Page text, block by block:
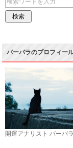
バーバラのプロフィー
開運アナリスト バーバラ